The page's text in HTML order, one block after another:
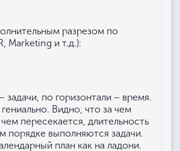
разрезом по
Marketing и т.д.):
задачи, по горизонтали – время.
Видно, что за чем
пересекается, длительность
порядке выполняются задачи.
план как на ладони.